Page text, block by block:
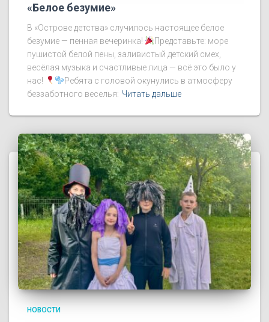
«Белое безумие»
В «Острове детства» случилось настоящее белое
безумие — пенная вечеринка!
Представьте: море
пушистой белой пены, заливистый детский смех,
весёлая музыка и счастливые лица — всё это было у
нас!
Ребята с головой окунулись в атмосферу
беззаботного веселья: Читать дальше
НОВОСТИ